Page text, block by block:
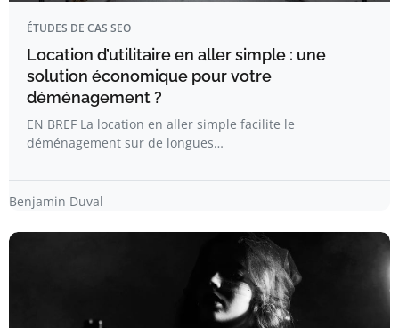
ÉTUDES DE CAS SEO
Location d’utilitaire en aller simple : une
solution économique pour votre
déménagement ?
EN BREF La location en aller simple facilite le
déménagement sur de longues…
Benjamin Duval